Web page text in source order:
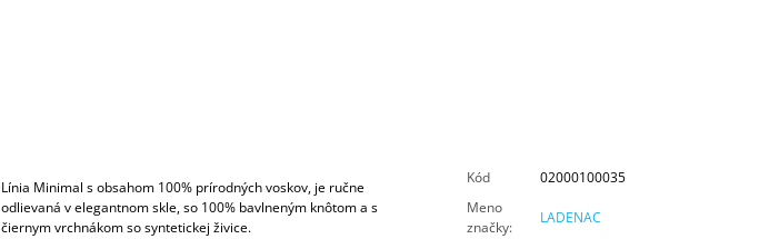
Línia Minimal s obsahom 100% prírodných voskov, je ručne
odlievaná v elegantnom skle, so 100% bavlneným knôtom a s
čiernym vrchnákom so syntetickej živice.
Kód
02000100035
Meno
značky:
LADENAC